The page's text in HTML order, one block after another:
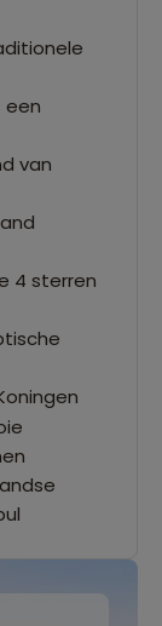
een
van
4 sterren